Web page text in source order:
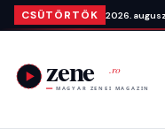
Ugrás a tartalomra
CSÜTÖRTÖK 2026.